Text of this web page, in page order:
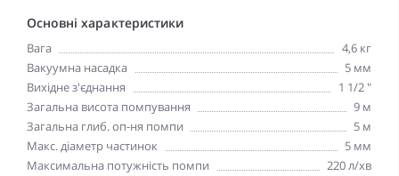
Основні характеристики
Вага
4,6 кг
Вакуумна насадка
5 мм
Вихідне з'єднання
1 1/2 "
Загальна висота помпування
9 м
Загальна глиб. оп-ня помпи
5 м
Макс. діаметр частинок
5 мм
Максимальна потужність помпи
220 л/хв